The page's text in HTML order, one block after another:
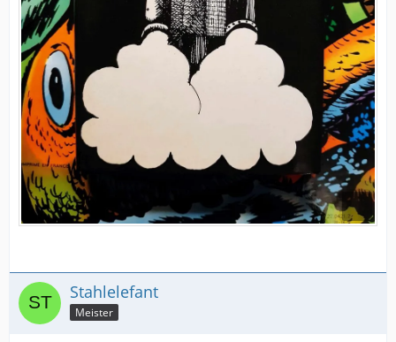
Stahlelefant
Meister